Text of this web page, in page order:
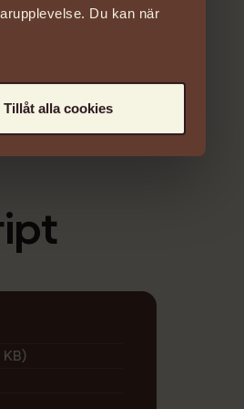
Du kan när
Tillåt alla cookies